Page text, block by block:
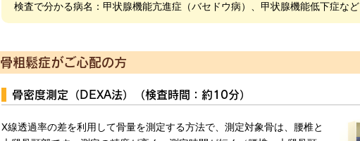
検査で分かる病名：甲状腺機能亢進症（バセドウ病）、甲状腺機能低下症など
骨粗鬆症がご心配の方
骨密度測定（DEXA法）（検査時間：約10分）
X線透過率の差を利用して骨量を測定する方法で、測定対象骨は、腰椎と